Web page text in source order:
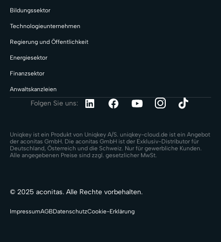
Bildungssektor
Technologieunternehmen
Regierung und Öffentlichkeit
Energiesektor
Finanzsektor
Anwaltskanzleien
Folgen Sie uns:
Uniqkey ist ein Produkt von Uniqkey A/S. uniqkey-cloud.de ist ein Angebot
der aconitas GmbH. Die aconitas GmbH ist der Exklusiv-Distributor für
Deutschland, Österreich und die Schweiz. Nur für gewerbliche Kunden.
Alle angegebenen Preise sind zzgl. gesetzlicher MwSt.
© 2025 aconitas. Alle Rechte vorbehalten.
ImpressumAGBDatenschutzCookie-Erklärung